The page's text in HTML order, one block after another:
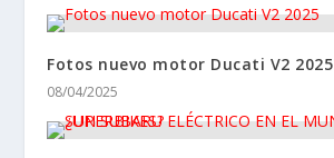
Fotos nuevo motor Ducati V2 2025
08/04/2025